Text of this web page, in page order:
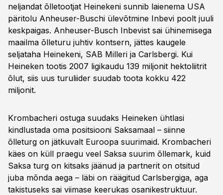
neljandat õlletootjat Heinekeni sunnib laienema USA
päritolu Anheuser-Buschi ülevõtmine Inbevi poolt juuli
keskpaigas. Anheuser-Busch Inbevist sai ühinemisega
maailma õlleturu juhtiv kontsern, jättes kaugele
seljataha Heinekeni, SAB Milleri ja Carlsbergi. Kui
Heineken tootis 2007 ligikaudu 139 miljonit hektoliitrit
õlut, siis uus turuliider suudab toota kokku 422
miljonit.
Krombacheri ostuga suudaks Heineken ühtlasi
kindlustada oma positsiooni Saksamaal – siinne
õlleturg on jätkuvalt Euroopa suurimaid. Krombacheri
käes on küll praegu veel Saksa suurim õllemark, kuid
Saksa turg on kitsaks jäänud ja partnerit on otsitud
juba mõnda aega – läbi on räägitud Carlsbergiga, aga
takistuseks sai viimase keerukas osanikestruktuur.